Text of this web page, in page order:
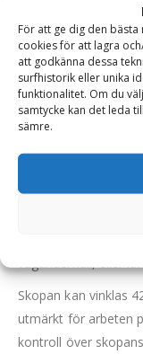
För att ge dig den
cookies för att lagra
att godkänna dessa
surfhistorik eller unika
funktionalitet. Om du
samtycke kan det leda
sämre.
BESKRIVNING
bredd 1000 mm
Hydraulisk
är användbar inom
vägunderhåll, eller
Skopan kan vinklas
utmärkt för arbeten
kontroll över